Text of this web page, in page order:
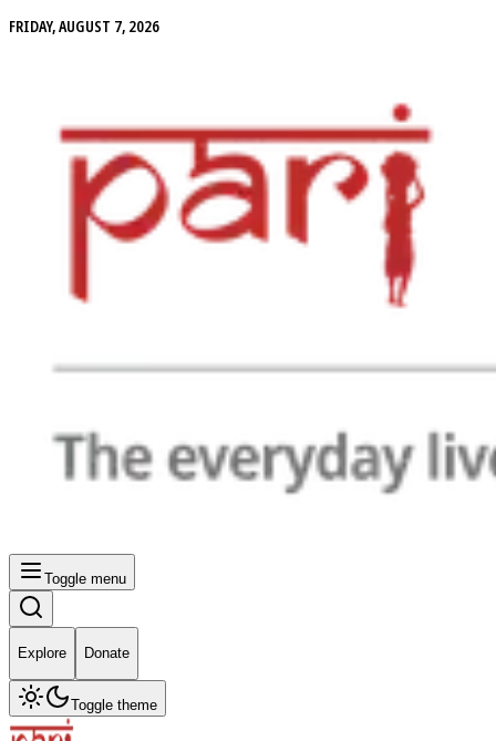
FRIDAY, AUGUST 7, 2026
Toggle menu
Explore Donate
Toggle theme